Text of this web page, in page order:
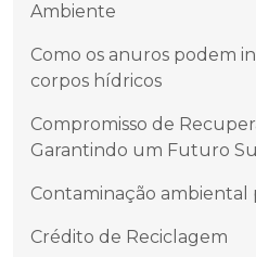
Ambiente
Como os anuros podem
corpos hídricos
Compromisso de
Garantindo um Futuro
Contaminação ambiental
Crédito de Reciclagem